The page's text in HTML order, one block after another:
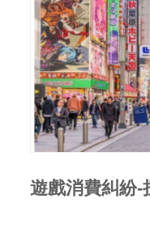
遊戲消費糾紛-